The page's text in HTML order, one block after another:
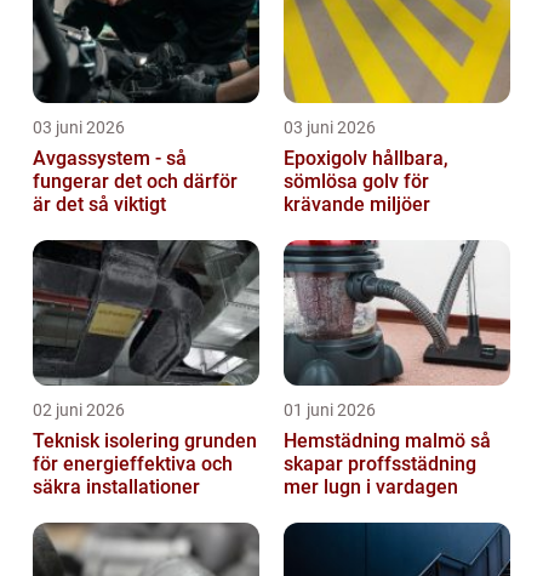
03 juni 2026
Avgassystem - så
fungerar det och därför
är det så viktigt
03 juni 2026
Epoxigolv hållbara,
sömlösa golv för
krävande miljöer
02 juni 2026
Teknisk isolering grunden
för energieffektiva och
säkra installationer
01 juni 2026
Hemstädning malmö så
skapar proffsstädning
mer lugn i vardagen